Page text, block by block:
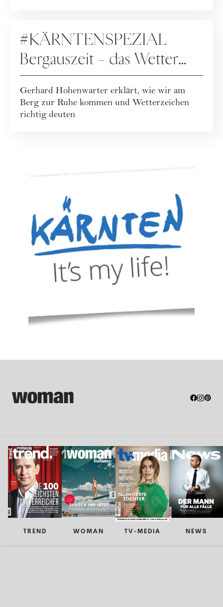
#KÄRNTENSPEZIAL
Bergauszeit – das Wetter
erleben
Gerhard Hohenwarter erklärt, wie wir am
Berg zur Ruhe kommen und Wetterzeichen
richtig deuten
TREND WOMAN TV-MEDIA NEWS